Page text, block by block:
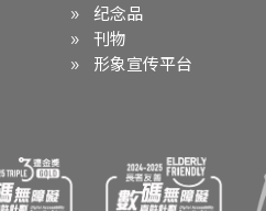
纪念品
刊物
形象宣传平台